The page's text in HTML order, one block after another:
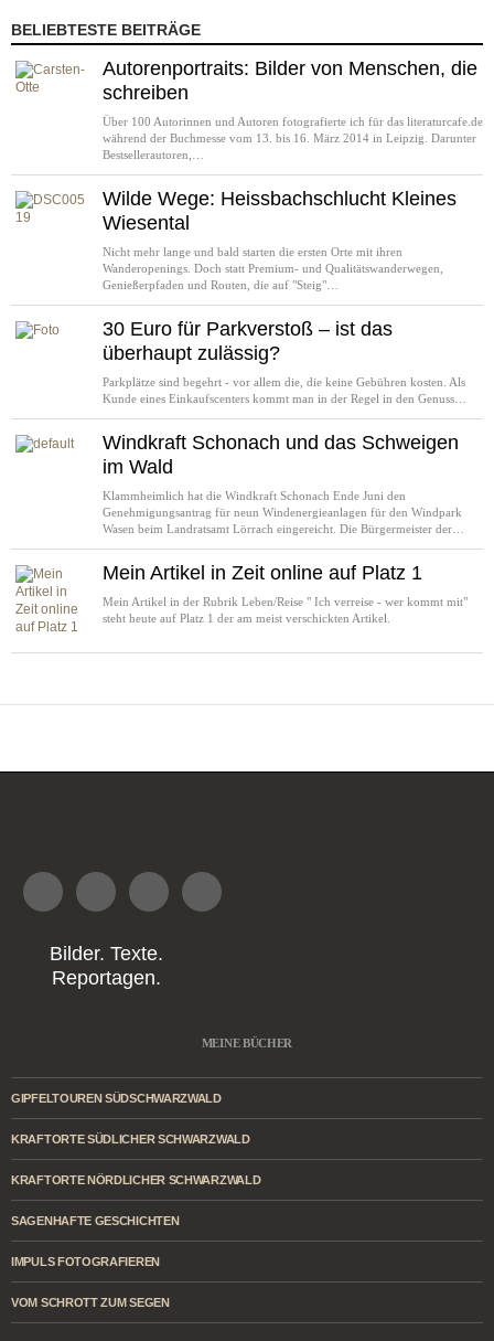
BELIEBTESTE BEITRÄGE
Autorenportraits: Bilder von Menschen, die
schreiben
Über 100 Autorinnen und Autoren fotografierte ich für das literaturcafe.de
während der Buchmesse vom 13. bis 16. März 2014 in Leipzig. Darunter
Bestsellerautoren,…
Wilde Wege: Heissbachschlucht Kleines
Wiesental
Nicht mehr lange und bald starten die ersten Orte mit ihren
Wanderopenings. Doch statt Premium- und Qualitätswanderwegen,
Genießerpfaden und Routen, die auf "Steig"…
30 Euro für Parkverstoß – ist das
überhaupt zulässig?
Parkplätze sind begehrt - vor allem die, die keine Gebühren kosten. Als
Kunde eines Einkaufscenters kommt man in der Regel in den Genuss…
Windkraft Schonach und das Schweigen
im Wald
Klammheimlich hat die Windkraft Schonach Ende Juni den
Genehmigungsantrag für neun Windenergieanlagen für den Windpark
Wasen beim Landratsamt Lörrach eingereicht. Die Bürgermeister der…
Mein Artikel in Zeit online auf Platz 1
Mein Artikel in der Rubrik Leben/Reise " Ich verreise - wer kommt mit"
steht heute auf Platz 1 der am meist verschickten Artikel.
Bilder. Texte.
Reportagen.
MEINE BÜCHER
GIPFELTOUREN SÜDSCHWARZWALD
KRAFTORTE SÜDLICHER SCHWARZWALD
KRAFTORTE NÖRDLICHER SCHWARZWALD
SAGENHAFTE GESCHICHTEN
IMPULS FOTOGRAFIEREN
VOM SCHROTT ZUM SEGEN